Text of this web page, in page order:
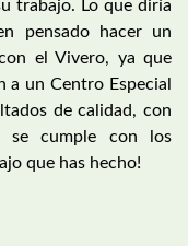
trabajo. Lo que diría
pensado hacer un
el Vivero, ya que
a un Centro Especial
de calidad, con
se cumple con los
que has hecho!